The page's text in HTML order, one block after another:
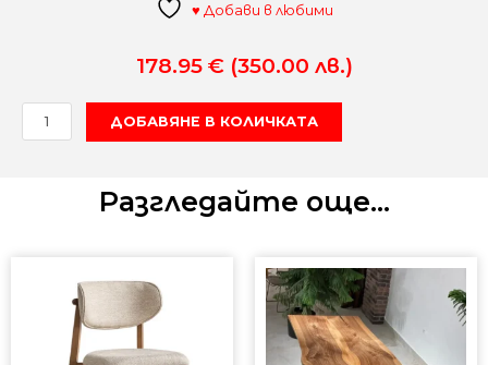
♥ Добави в любими
178.95 € (350.00 лв.)
количество
за
ДОБАВЯНЕ В КОЛИЧКАТА
Разгледайте още...